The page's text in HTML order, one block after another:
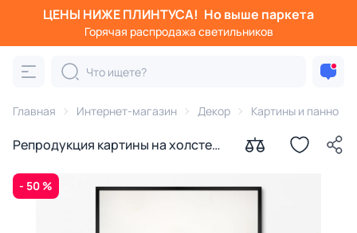
ЦЕНЫ НИЖЕ ПЛИНТУСА! Но выше паркета
Горячая распродажа светильников
Главная Интернет-магазин Декор Картины и панно
Репродукция картины на холсте
- 50 %